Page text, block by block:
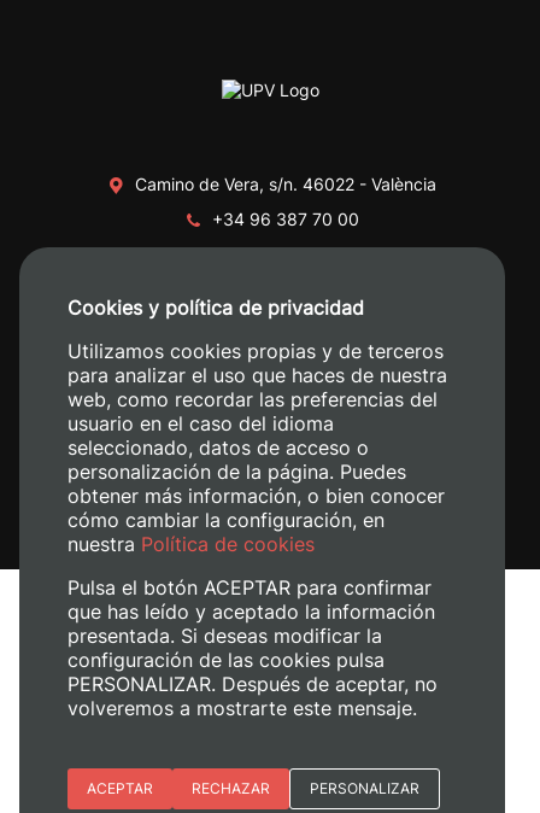
Camino de Vera, s/n. 46022 - València
+34 96 387 70 00
+34 620 04 00 50
Avís legal
Política de cookies
Política de privacitat
Gestiona les galetes
Cookies y política de privacidad
Utilizamos cookies propias y de terceros
para analizar el uso que haces de nuestra
web, como recordar las preferencias del
usuario en el caso del idioma
seleccionado, datos de acceso o
personalización de la página. Puedes
obtener más información, o bien conocer
cómo cambiar la configuración, en
nuestra Política de cookies
Pulsa el botón ACEPTAR para confirmar
que has leído y aceptado la información
presentada. Si deseas modificar la
configuración de las cookies pulsa
PERSONALIZAR. Después de aceptar, no
volveremos a mostrarte este mensaje.
Esenciales
ACEPTAR RECHAZAR PERSONALIZAR